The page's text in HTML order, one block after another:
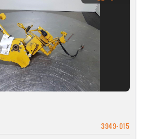
3949-015